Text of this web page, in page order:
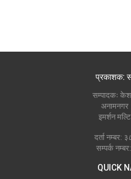
प्रकाशक:
सम्पादकः
अनामनगर
इमर्शन
दर्ता नम्बर:
सम्पर्क
QUICK